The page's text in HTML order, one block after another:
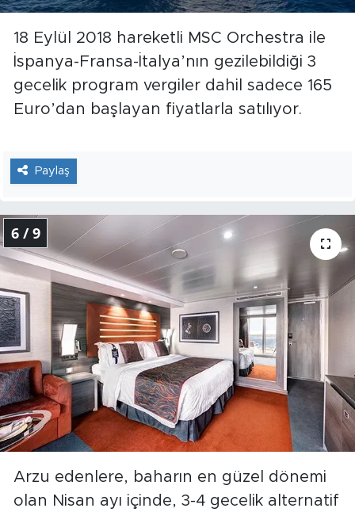
18 Eylül 2018 hareketli MSC Orchestra ile
İspanya-Fransa-İtalya’nın gezilebildiği 3
gecelik program vergiler dahil sadece 165
Euro’dan başlayan fiyatlarla satılıyor.
Paylaş
6 / 9
Arzu edenlere, baharın en güzel dönemi
olan Nisan ayı içinde, 3-4 gecelik alternatif